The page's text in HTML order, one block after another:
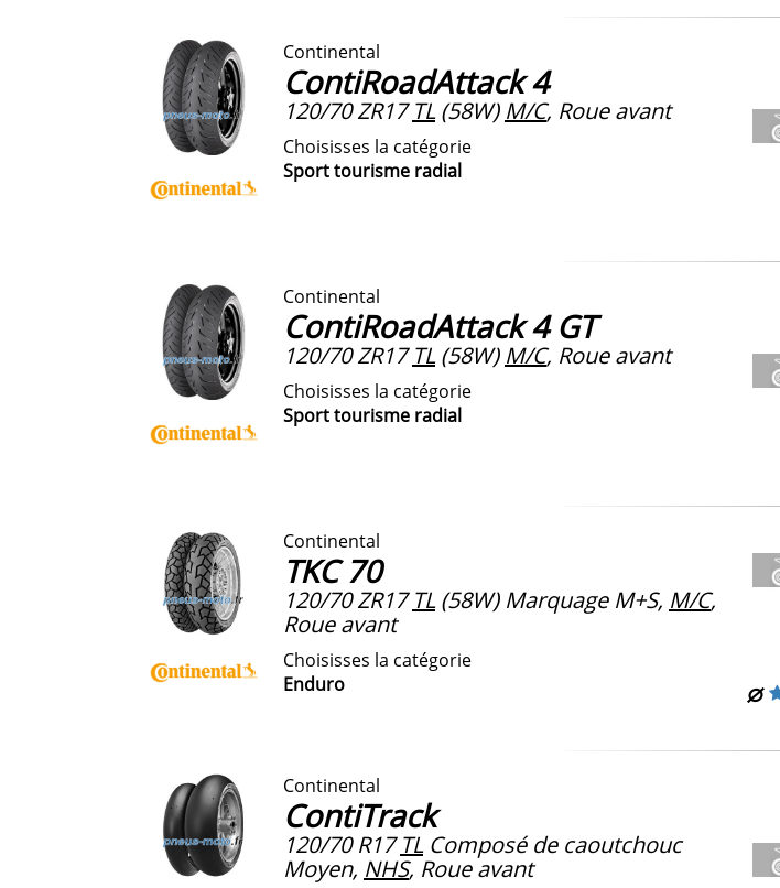
Continental
ContiRoadAttack 4
120/70 ZR17 TL(58W) M/C, Roue avant
Choisisses la catégorie
Sport tourisme radial
Continental
ContiRoadAttack 4 GT
120/70 ZR17 TL(58W) M/C, Roue avant
Choisisses la catégorie
Sport tourisme radial
Continental
TKC 70
120/70 ZR17 TL(58W) Marquage M+S, M/C,
Roue avant
Choisisses la catégorie
Enduro
Continental
ContiTrack
120/70 R17 TLComposé de caoutchouc
Moyen, NHS, Roue avant